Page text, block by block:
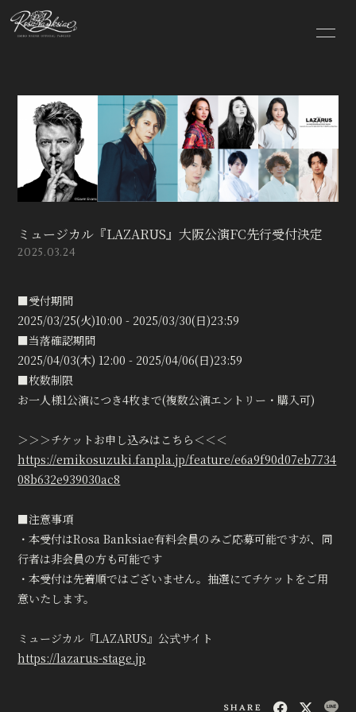
SCHEDULE
PROFILE
DISCOGRAPHY
VIDEO
BLOG
MOVIE
RADIO
PHOTO
会員登録
ミュージカル『LAZARUS』大阪公演FC先行受付決定
2025.03.24
■受付期間
2025/03/25(火)10:00 - 2025/03/30(日)23:59
■当落確認期間
2025/04/03(木) 12:00 - 2025/04/06(日)23:59
■枚数制限
お一人様1公演につき4枚まで(複数公演エントリー・購入可)
＞＞＞チケットお申し込みはこちら＜＜＜
https://emikosuzuki.fanpla.jp/feature/e6a9f90d07eb7734
08b632e939030ac8
■注意事項
・本受付はRosa Banksiae有料会員のみご応募可能ですが、同
行者は非会員の方も可能です
・本受付は先着順ではございません。抽選にてチケットをご用
意いたします。
ミュージカル『LAZARUS』公式サイト
https://lazarus-stage.jp
SHARE